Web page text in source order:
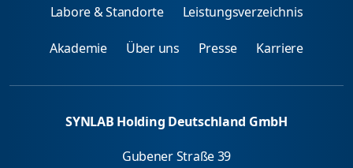
Labore & Standorte Leistungsverzeichnis
Akademie Über uns Presse Karriere
SYNLAB Holding Deutschland GmbH
Gubener Straße 39